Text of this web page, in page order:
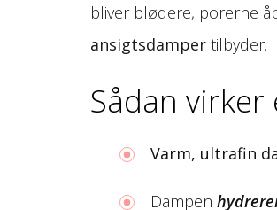
bliver blødere, porerne
ansigtsdamper tilbyder.
Sådan
Varm, ultrafin
Dampen